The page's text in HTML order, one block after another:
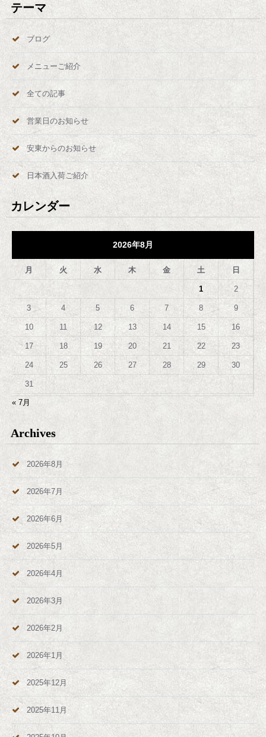
テーマ
ブログ
メニューご紹介
全ての記事
営業日のお知らせ
安東からのお知らせ
日本酒入荷ご紹介
カレンダー
2026年8月
月 火 水 木 金 土 日
1 2
3 4 5 6 7 8 9
10 11 12 13 14 15 16
17 18 19 20 21 22 23
24 25 26 27 28 29 30
31
« 7月
Archives
2026年8月
2026年7月
2026年6月
2026年5月
2026年4月
2026年3月
2026年2月
2026年1月
2025年12月
2025年11月